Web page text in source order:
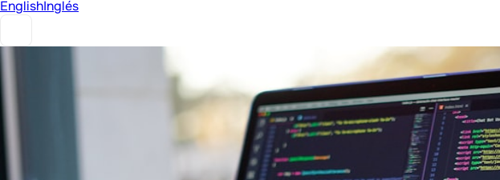
EnglishInglés